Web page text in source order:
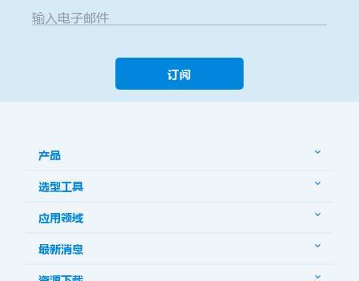
输入电子邮件
订阅
产品
选型工具
应用领域
最新消息